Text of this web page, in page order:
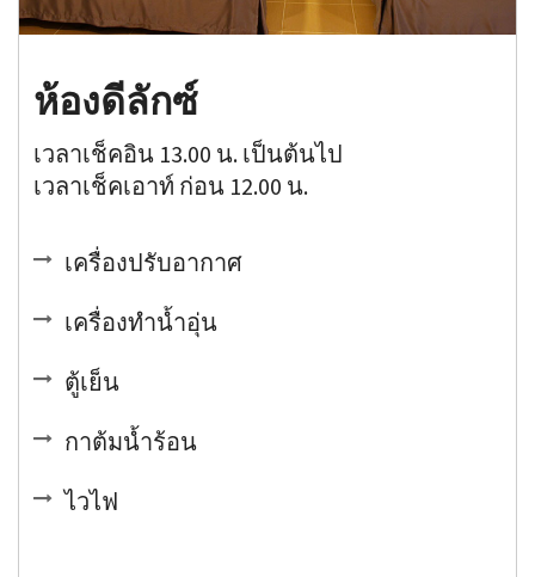
ห้องดีลักซ์
เวลาเช็คอิน 13.00 น. เป็นต้นไป
เวลาเช็คเอาท์ ก่อน 12.00 น.
เครื่องปรับอากาศ
เครื่องทำน้ำอุ่น
ตู้เย็น
กาต้มน้ำร้อน
ไวไฟ